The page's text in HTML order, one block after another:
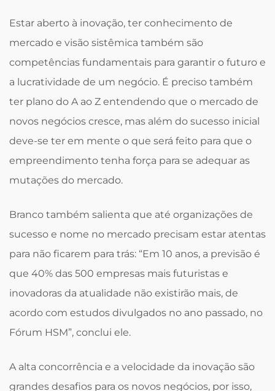
Estar aberto à inovação, ter conhecimento de
mercado e visão sistêmica também são
competências fundamentais para garantir o futuro e
a lucratividade de um negócio. É preciso também
ter plano do A ao Z entendendo que o mercado de
novos negócios cresce, mas além do sucesso inicial
deve-se ter em mente o que será feito para que o
empreendimento tenha força para se adequar as
mutações do mercado.
Branco também salienta que até organizações de
sucesso e nome no mercado precisam estar atentas
para não ficarem para trás: “Em 10 anos, a previsão é
que 40% das 500 empresas mais futuristas e
inovadoras da atualidade não existirão mais, de
acordo com estudos divulgados no ano passado, no
Fórum HSM”, conclui ele.
A alta concorrência e a velocidade da inovação são
grandes desafios para os novos negócios, por isso,